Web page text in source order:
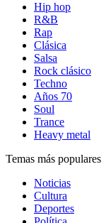
Hip hop
R&B
Rap
Clásica
Salsa
Rock clásico
Techno
Años 70
Soul
Trance
Heavy metal
Temas más populares
Noticias
Cultura
Deportes